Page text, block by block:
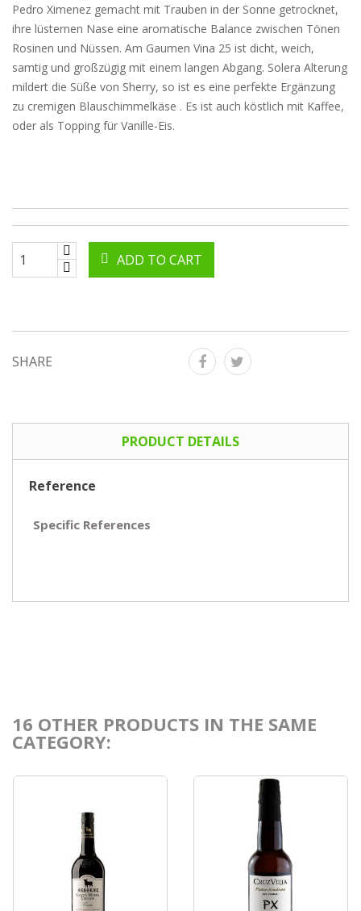
Pedro Ximenez gemacht mit Trauben in der Sonne getrocknet,
ihre lüsternen Nase eine aromatische Balance zwischen Tönen
Rosinen und Nüssen. Am Gaumen Vina 25 ist dicht, weich,
samtig und großzügig mit einem langen Abgang. Solera Alterung
mildert die Süße von Sherry, so ist es eine perfekte Ergänzung
zu cremigen Blauschimmelkäse . Es ist auch köstlich mit Kaffee,
oder als Topping für Vanille-Eis.
ADD TO CART
SHARE
PRODUCT DETAILS
Reference
Specific References
16 OTHER PRODUCTS IN THE SAME
CATEGORY: